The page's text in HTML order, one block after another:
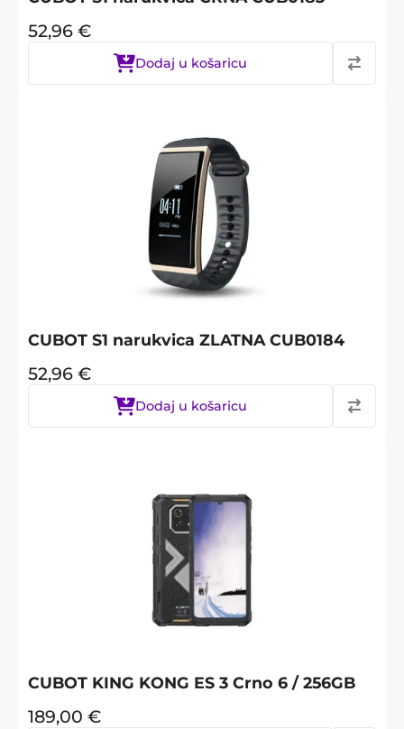
52,96 €
Dodaj u košaricu
CUBOT S1 narukvica ZLATNA CUB0184
52,96 €
Dodaj u košaricu
CUBOT KING KONG ES 3 Crno 6 / 256GB
189,00 €